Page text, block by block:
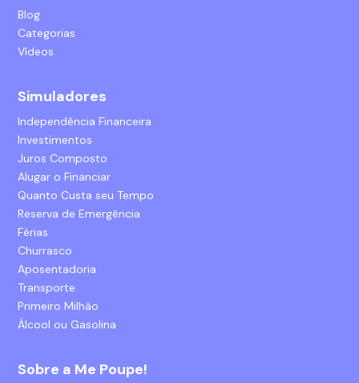
Blog
Categorias
Vídeos
Simuladores
Independência Financeira
Investimentos
Juros Composto
Alugar o Financiar
Quanto Custa seu Tempo
Reserva de Emergência
Férias
Churrasco
Aposentadoria
Transporte
Primeiro Milhão
Álcool ou Gasolina
Sobre a Me Poupe!